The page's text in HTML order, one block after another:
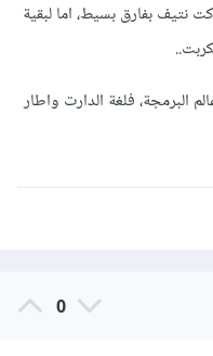
نتيف بفارق بسيط، اما لبقية
البرمجة، فلغة الدارت واطار
0